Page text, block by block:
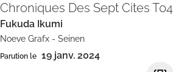
Chroniques Des Sept Cites T04
Fukuda Ikumi
Noeve Grafx - Seinen
Parution le 19 janv. 2024